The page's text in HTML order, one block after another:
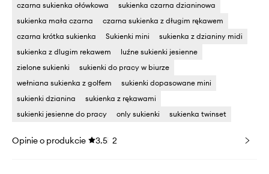
czarna sukienka ołówkowa
sukienka czarna dzianinowa
sukienka mała czarna
czarna sukienka z długim rękawem
czarna krótka sukienka
Sukienki mini
sukienka z dzianiny midi
sukienka z dlugim rekawem
luźne sukienki jesienne
zielone sukienki
sukienki do pracy w biurze
wełniana sukienka z golfem
sukienki dopasowane mini
sukienki dzianina
sukienka z rękawami
sukienki jesienne do pracy
only sukienki sukienka twinset
Opinie o produkcie 3.5 2